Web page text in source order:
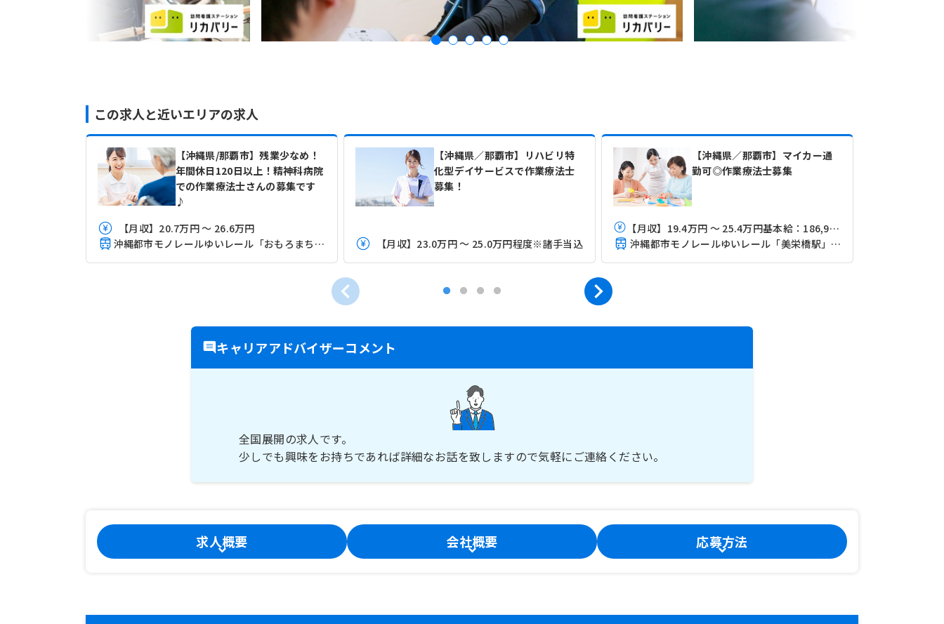
この求人と近いエリアの求人
【沖縄県/那覇市】残業少なめ！
年間休日120日以上！精神科病院
での作業療法士さんの募集です
♪
【月収】20.7万円 ～ 26.6万円
沖縄都市モノレールゆいレール「おもろまち駅」（徒歩10分）
【沖縄県／那覇市】リハビリ特
化型デイサービスで作業療法士
募集！
【月収】23.0万円 ～ 25.0万円程度※諸手当込
【沖縄県／那覇市】マイカー通
勤可◎作業療法士募集
【月収】19.4万円 ～ 25.4万円基本給：186,900円～243,500円＋調整手当
沖縄都市モノレールゆいレール「美栄橋駅」（徒歩20分）
キャリアアドバイザーコメント
全国展開の求人です。
少しでも興味をお持ちであれば詳細なお話を致しますので気軽にご連絡ください。
求人概要 会社概要 応募方法